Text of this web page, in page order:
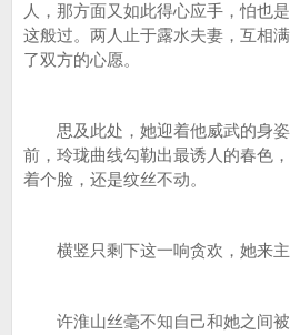
人，那方面又如此得心应手，怕也
这般过。两人止于露水夫妻，互相
了双方的心愿。
思及此处，她迎着他威武的身姿
前，玲珑曲线勾勒出最诱人的春色
着个脸，还是纹丝不动。
横竖只剩下这一响贪欢，她来主
许淮山丝毫不知自己和她之间被